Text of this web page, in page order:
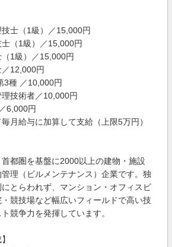
技士（1級）／15,000円
士（1級）／15,000円
（1級）／15,000円
／12,000円
3種 ／10,000円
理技術者／10,000円
6,000円
月給与に加算して支給（上限5万円）
都圏を基盤に2000以上の建物・施設
理（ビルメンテナンス）企業です。独
とらわれず、マンション・オフィスビ
競技場など幅広いフィールドで高い技
競争力を発揮しています。